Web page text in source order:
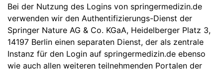
Bei der Nutzung des Logins von springermedizin.de
verwenden wir den Authentifizierungs-Dienst der
Springer Nature AG & Co. KGaA, Heidelberger Platz 3,
14197 Berlin einen separaten Dienst, der als zentrale
Instanz für den Login auf springermedizin.de ebenso
wie auch allen weiteren teilnehmenden Portalen der